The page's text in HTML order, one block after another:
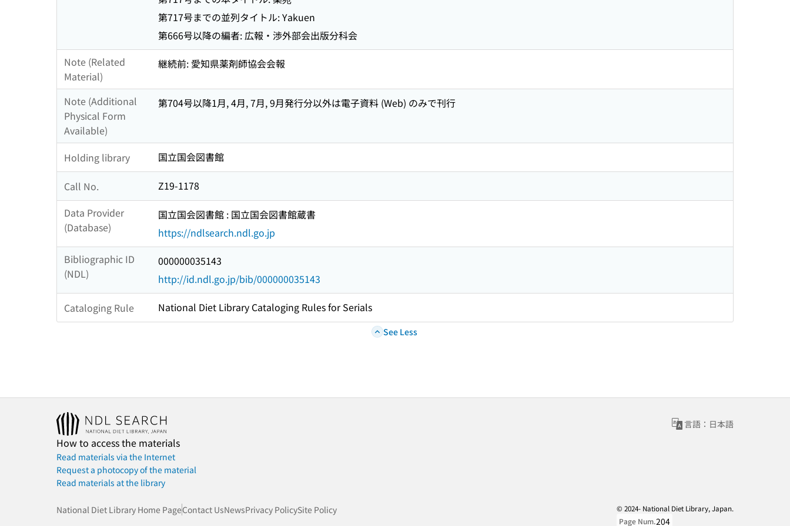
第717号までの並列タイトル: Yakuen
第666号以降の編者: 広報・渉外部会出版分科会
Note (Related
Material)
継続前: 愛知県薬剤師協会会報
Note (Additional
Physical Form
Available)
第704号以降1月, 4月, 7月, 9月発行分以外は電子資料 (Web) のみで刊行
Holding library 国立国会図書館
Call No.
Z19-1178
Data Provider
(Database)
国立国会図書館 : 国立国会図書館蔵書
https://ndlsearch.ndl.go.jp
Bibliographic ID
(NDL)
000000035143
http://id.ndl.go.jp/bib/000000035143
Cataloging Rule National Diet Library Cataloging Rules for Serials
See Less
言語：日本語
How to access the materials
Read materials via the Internet
Request a photocopy of the material
Read materials at the library
National Diet Library Home PageContact UsNewsPrivacy PolicySite Policy
© 2024- National Diet Library, Japan.
Page Num.204